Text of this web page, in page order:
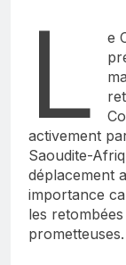
L
e
activement
Saoudite-
déplacement
importance
les
prometteuses.